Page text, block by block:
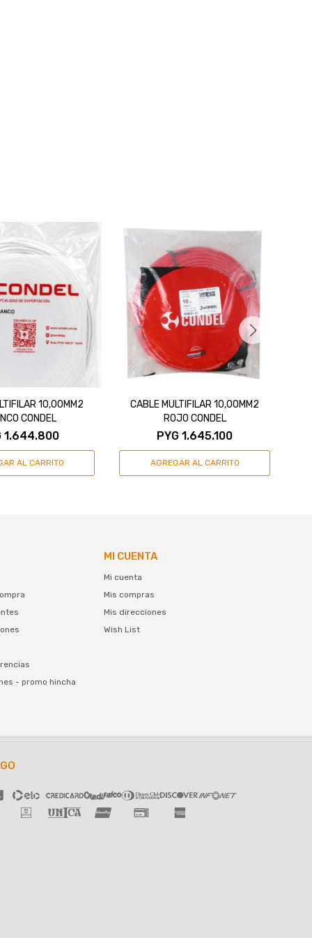
10,00MM2
CONDEL
1.644.800
CABLE MULTIFILAR 10,00MM2
ROJO CONDEL
PYG 1.645.100
- promo hincha
MI CUENTA
Mi cuenta
Mis compras
Mis direcciones
Wish List